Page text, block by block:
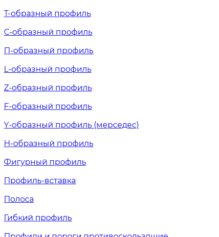
Т-образный профиль
С-образный профиль
П-образный профиль
L-образный профиль
Z-образный профиль
F-образный профиль
Y-образный профиль (мерседес)
H-образный профиль
Фигурный профиль
Профиль-вставка
Полоса
Гибкий профиль